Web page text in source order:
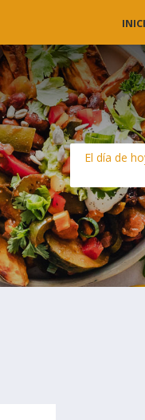
El día de